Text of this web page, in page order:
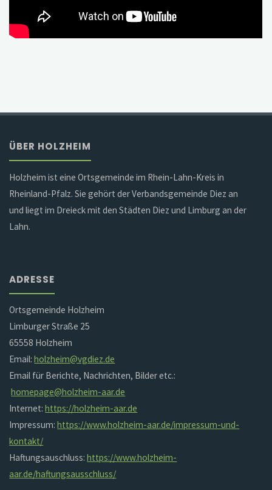
ÜBER HOLZHEIM
Holzheim ist eine Ortsgemeinde im Rhein-Lahn-Kreis in
Rheinland-Pfalz. Sie gehört der Verbandsgemeinde Diez an
und liegt im Dreieck mit den Städten Diez und Limburg an der
Lahn.
ADRESSE
Ortsgemeinde Holzheim
Limburger Straße 25
65558 Holzheim
Email:holzheim@vgdiez.de
Email für Berichte, Nachrichten, Bilder etc.:
homepage@holzheim-aar.de
Internet:https://holzheim-aar.de
Impressum:https://www.holzheim-aar.de/impressum-und-
kontakt/
Haftungsauschluss:https://www.holzheim-
aar.de/haftungsausschluss/